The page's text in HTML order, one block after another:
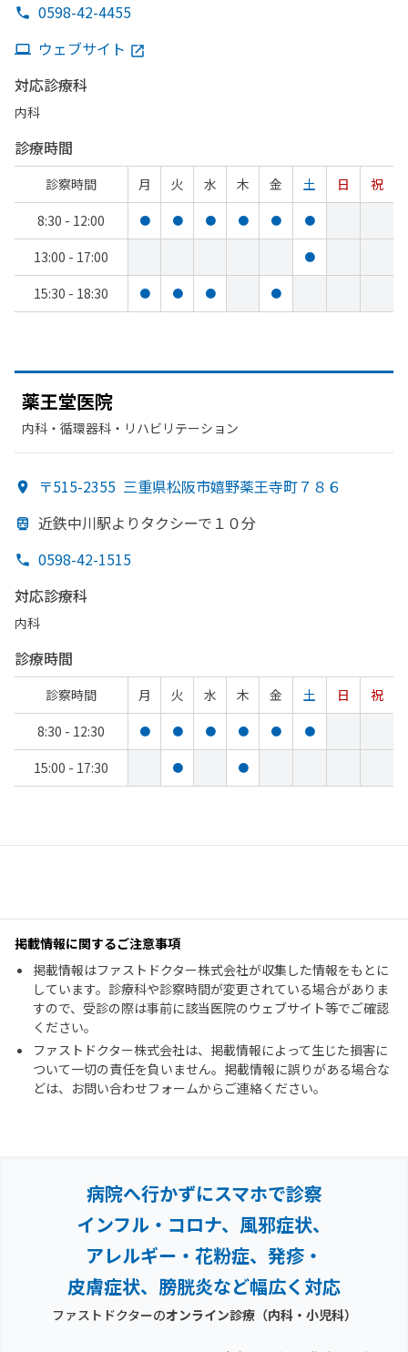
0598-42-4455
ウェブサイト
対応診療科
内科
診療時間
診察時間 月 火 水 木 金 土 日
祝
8:30 - 12:00
● ● ● ● ● ●
13:00 - 17:00 ●
15:30 - 18:30 ● ● ● ●
薬王堂医院
内科・​循環器科・​リハビリテーション
〒515-2355 三重県松阪市嬉野薬王寺町７８６
近鉄中川駅よりタクシーで １０分
0598-42-1515
対応診療科
内科
診療時間
診察時間 月 火 水 木 金 土 日
祝
8:30 - 12:30
● ● ● ● ● ●
15:00 - 17:30 ● ●
掲載情報に関するご注意事項
掲載情報はファストドクター株式会社が収集した情報をもとに
しています。診療科や診察時間が変更されている場合がありま
すので、受診の際は事前に該当医院のウェブサイト等でご確認
ください。
ファストドクター株式会社は、掲載情報によって生じた損害に
ついて一切の責任を負いません。掲載情報に誤りがある場合な
どは、お問い合わせフォームからご連絡ください。
病院へ行かずにスマホで診察
インフル・コロナ、風邪症状、
アレルギー・花粉症、 発疹・
皮膚症状、膀胱炎など幅広く対応
ファストドクターのオンライン診療（内科・小児科）